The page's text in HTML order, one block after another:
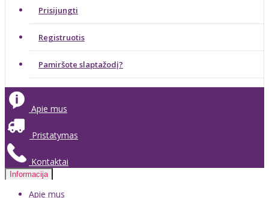
Prisijungti
Registruotis
Pamiršote slaptažodį?
Apie mus
Pristatymas
Kontaktai
Informacija
Apie mus